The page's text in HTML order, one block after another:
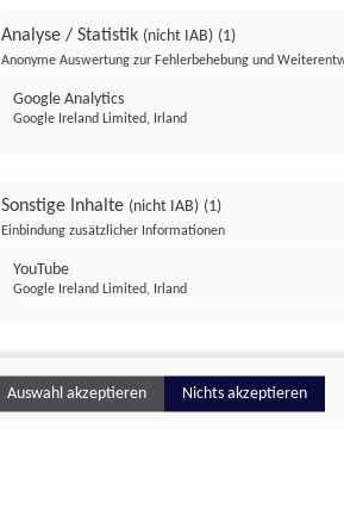
Analyse / Statistik (nicht IAB) (1)
Anonyme Auswertung zur Fehlerbehebung und
Google Analytics
Google Ireland Limited, Irland
Sonstige Inhalte (nicht IAB) (1)
Einbindung zusätzlicher Informationen
YouTube
Google Ireland Limited, Irland
Auswahl akzeptieren Nichts akzeptieren